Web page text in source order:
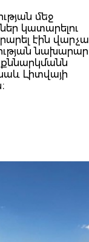
մեջ
կատարելու
էին
նախարար
Լիտվայի